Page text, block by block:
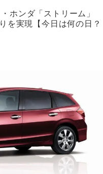
ホンダ「ストリーム」
を実現【今日は何の日？